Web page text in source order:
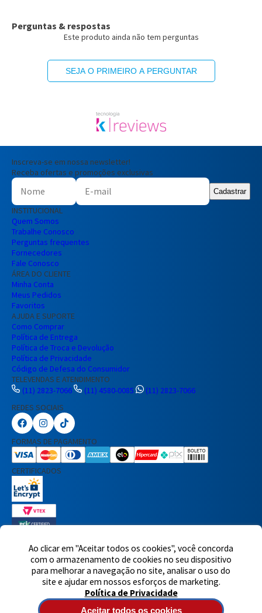
Ao clicar em "Aceitar todos os cookies", você concorda
com o armazenamento de cookies no seu dispositivo
para melhorar a navegação no site, analisar o uso do
site e ajudar em nossos esforços de marketing.
Política de Privacidade
Aceitar todos os cookies
Perguntas & respostas
Este produto ainda não tem perguntas
SEJA O PRIMEIRO A PERGUNTAR
Inscreva-se em nossa newsletter!
Receba ofertas e promoções exclusivas
Cadastrar
INSTITUCIONAL
Quem Somos
Trabalhe Conosco
Perguntas frequentes
Fornecedores
Fale Conosco
ÁREA DO CLIENTE
Minha Conta
Meus Pedidos
Favoritos
AJUDA E SUPORTE
Como Comprar
Política de Entrega
Política de Troca e Devolução
Política de Privacidade
Código de Defesa do Consumidor
TELEVENDAS E ATENDIMENTO
(11) 2823-7066
(11) 4580-0085
(11) 2823-7066
REDES SOCIAIS
FORMAS DE PAGAMENTO
CERTIFICADOS
7460 avaliações reais
© 2025,Eletrônica Santana Ltda. Todos os direitos reservados.
Voluntários da Pátria, 1495 - Santana - CEP 02011-200 - São Paulo -
Atendimento de segunda à quinta-feira das 8h às 18h e sexta-
feira das 8h às 17h - CNPJ: 60717899/0001-90
Nome Completo
Iniciar Conversa